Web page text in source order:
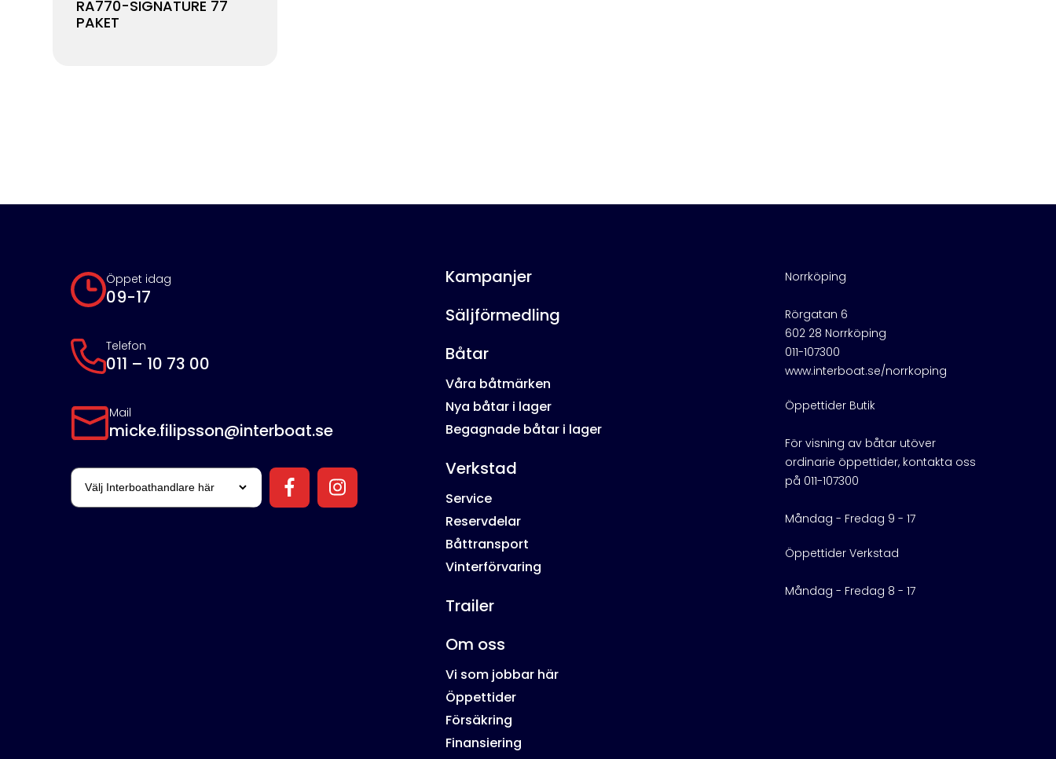
RA770-SIGNATURE 77
PAKET
Öppet idag
09-17
Telefon
011 – 10 73 00
Mail
micke.filipsson@interboat.se
Kampanjer
Säljförmedling
Båtar
Våra båtmärken
Nya båtar i lager
Begagnade båtar i lager
Verkstad
Service
Reservdelar
Båttransport
Vinterförvaring
Trailer
Om oss
Vi som jobbar här
Öppettider
Försäkring
Finansiering
Norrköping
Rörgatan 6
602 28 Norrköping
011-107300
www.interboat.se/norrkoping
Öppettider Butik
För visning av båtar utöver
ordinarie öppettider, kontakta oss
på 011-107300
Måndag - Fredag 9 - 17
Öppettider Verkstad
Måndag - Fredag 8 - 17